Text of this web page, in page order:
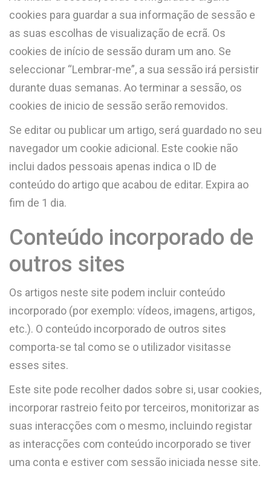
cookies para guardar a sua informação de sessão e
as suas escolhas de visualização de ecrã. Os
cookies de início de sessão duram um ano. Se
seleccionar “Lembrar-me”, a sua sessão irá persistir
durante duas semanas. Ao terminar a sessão, os
cookies de inicio de sessão serão removidos.
Se editar ou publicar um artigo, será guardado no seu
navegador um cookie adicional. Este cookie não
inclui dados pessoais apenas indica o ID de
conteúdo do artigo que acabou de editar. Expira ao
fim de 1 dia.
Conteúdo incorporado de
outros sites
Os artigos neste site podem incluir conteúdo
incorporado (por exemplo: vídeos, imagens, artigos,
etc.). O conteúdo incorporado de outros sites
comporta-se tal como se o utilizador visitasse
esses sites.
Este site pode recolher dados sobre si, usar cookies,
incorporar rastreio feito por terceiros, monitorizar as
suas interacções com o mesmo, incluindo registar
as interacções com conteúdo incorporado se tiver
uma conta e estiver com sessão iniciada nesse site.